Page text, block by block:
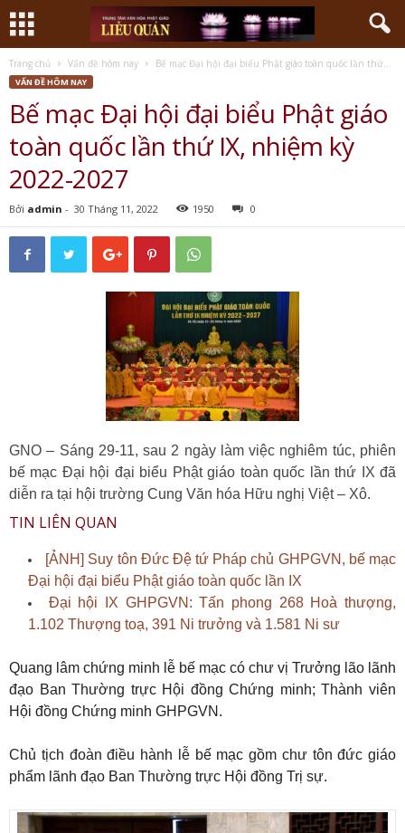
Trang chủ Vấn đề hôm nay Bế mạc Đại hội đại biểu Phật giáo toàn quốc lần thứ...
VẤN ĐỀ HÔM NAY
Bế mạc Đại hội đại biểu Phật giáo
toàn quốc lần thứ IX, nhiệm kỳ
2022-2027
Bởi admin - 30 Tháng 11, 2022 1950 0
GNO – Sáng 29-11, sau 2 ngày làm việc nghiêm túc, phiên
bế mạc Đại hội đại biểu Phật giáo toàn quốc lần thứ IX đã
diễn ra tại hội trường Cung Văn hóa Hữu nghị Việt – Xô.
TIN LIÊN QUAN
[ẢNH] Suy tôn Đức Đệ tứ Pháp chủ GHPGVN, bế mạc
Đại hội đại biểu Phật giáo toàn quốc lần IX
Đại hội IX GHPGVN: Tấn phong 268 Hoà thượng,
1.102 Thượng toạ, 391 Ni trưởng và 1.581 Ni sư
Quang lâm chứng minh lễ bế mạc có chư vị Trưởng lão lãnh
đạo Ban Thường trực Hội đồng Chứng minh; Thành viên
Hội đồng Chứng minh GHPGVN.
Chủ tịch đoàn điều hành lễ bế mạc gồm chư tôn đức giáo
phẩm lãnh đạo Ban Thường trực Hội đồng Trị sự.